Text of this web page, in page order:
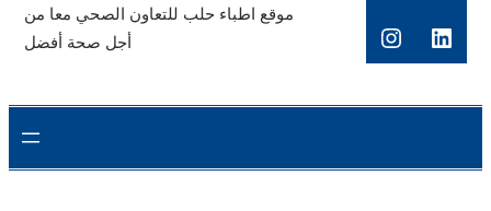
موقع اطباء حلب للتعاون الصحي معا من
أجل صحة أفضل